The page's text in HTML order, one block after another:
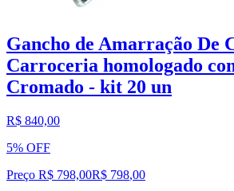
Gancho de Amarração De
Carroceria homologado
Cromado - kit 20 un
R$ 840,00
5% OFF
Preço R$ 798,00R$ 798,00